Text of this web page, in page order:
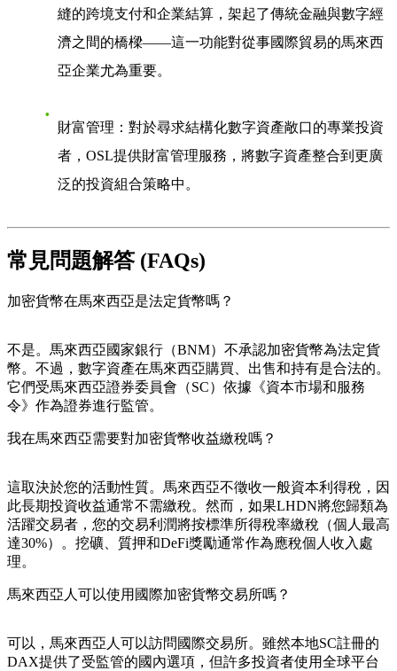
縫的跨境支付和企業結算，架起了傳統金融與數字經
濟之間的橋樑——這一功能對從事國際貿易的馬來西
亞企業尤為重要。
財富管理 ：對於尋求結構化數字資產敞口的專業投資
者，OSL提供財富管理服務，將數字資產整合到更廣
泛的投資組合策略中。
常見問題解答 (FAQs)
加密貨幣在馬來西亞是法定貨幣嗎？
不是。馬來西亞國家銀行（BNM）不承認加密貨幣為法定貨
幣。不過，數字資產在馬來西亞購買、出售和持有是合法的。
它們受馬來西亞證券委員會（SC）依據《資本市場和服務
令》作為證券進行監管。
我在馬來西亞需要對加密貨幣收益繳稅嗎？
這取決於您的活動性質。馬來西亞不徵收一般資本利得稅，因
此長期投資收益通常不需繳稅。然而，如果LHDN將您歸類為
活躍交易者，您的交易利潤將按標準所得稅率繳稅（個人最高
達30%）。挖礦、質押和DeFi獎勵通常作為應稅個人收入處
理。
馬來西亞人可以使用國際加密貨幣交易所嗎？
可以，馬來西亞人可以訪問國際交易所。雖然本地SC註冊的
DAX提供了受監管的國內選項，但許多投資者使用全球平台